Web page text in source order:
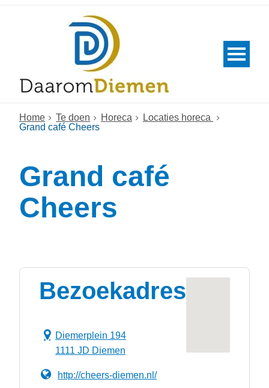
Home Te doen Horeca
Locaties horeca
Grand café Cheers
Grand café
Cheers
Bezoekadres
Diemerplein 194
1111 JD Diemen
http://cheers-diemen.nl/